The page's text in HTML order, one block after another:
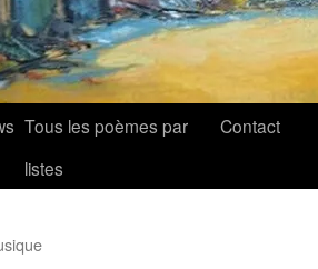
Tous les poèmes par
listes
Contact